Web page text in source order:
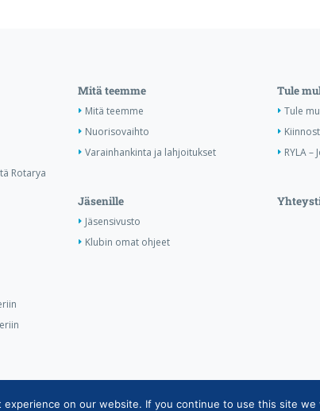
Rotarya
Mitä teemme
Mitä teemme
Nuorisovaihto
Varainhankinta ja lahjoitukset
Tule
Tule
RYLA
Jäsenille
Jäsensivusto
Klubin omat ohjeet
tietosuojaseloste|Henkilötietojen käsittely
on our website. If you continue to use this site